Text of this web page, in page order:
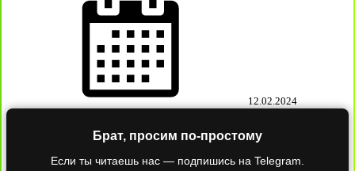
12.02.2024
Брат, просим по-простому
Если ты читаешь нас — подпишись на Telegram.